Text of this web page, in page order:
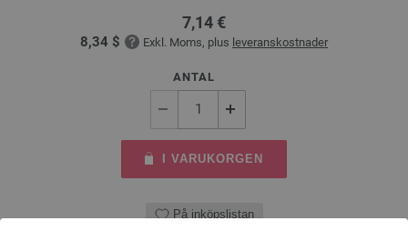
7,14 €
8,34 $ Exkl. Moms, plus leveranskostnader
ANTAL
I VARUKORGEN
På inköpslistan